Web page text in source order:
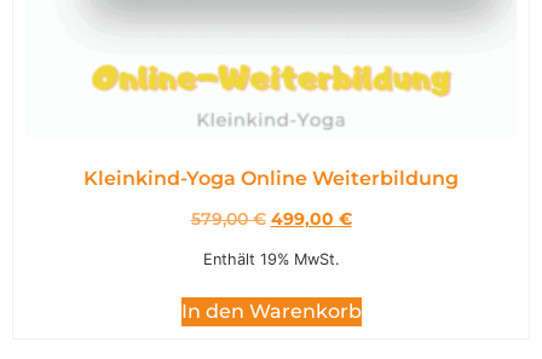
Kleinkind-Yoga Online Weiterbildung
579,00€ 499,00 €
Enthält 19% MwSt.
In den Warenkorb